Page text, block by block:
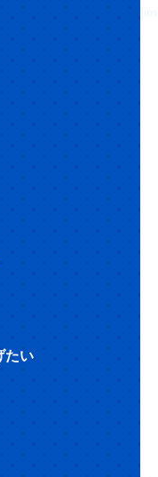
たい
content/themes/wp-
新制作実績</span>